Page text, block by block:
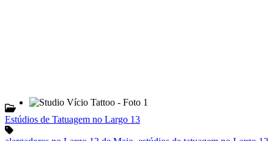
Estúdios de Tatuagem no Largo 13